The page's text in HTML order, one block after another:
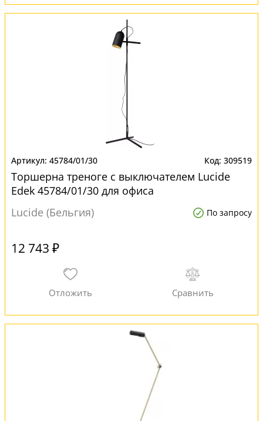
45784/01/30 309519
Торшерна треноге с выключателем Lucide
Edek 45784/01/30 для офиса
Lucide (Бельгия)
По запросу
12 743 ₽